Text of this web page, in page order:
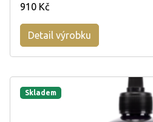
910 Kč
Detail výrobku
Skladem